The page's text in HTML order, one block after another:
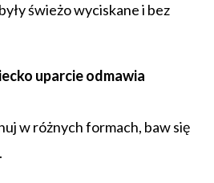
świeżo wyciskane i bez
uparcie odmawia
w różnych formach, baw się